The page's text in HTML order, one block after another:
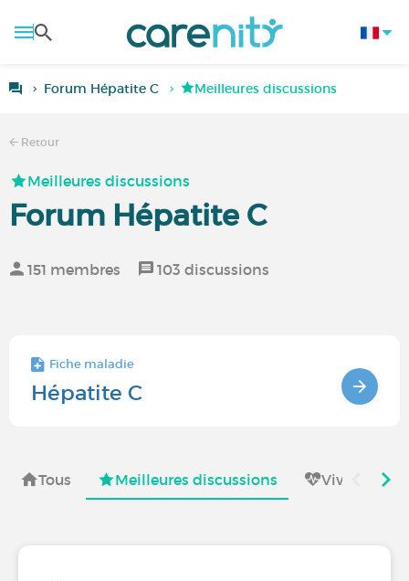
Forum Hépatite C Meilleures discussions
Retour
Meilleures discussions
Forum Hépatite C
151 membres 103 discussions
Fiche maladie
Hépatite C
Tous Meilleures discussions Vivre avec